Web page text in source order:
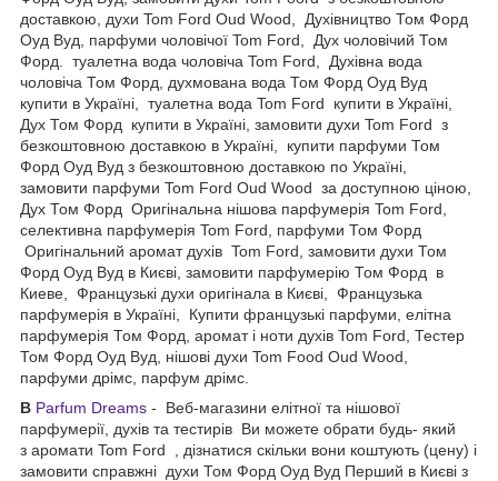
доставкою, духи Tom Ford Oud Wood, Духівництво Том Форд
Оуд Вуд, парфуми чоловічої Tom Ford, Дух чоловічий Том
Форд. туалетна вода чоловіча Tom Ford, Духівна вода
чоловіча Том Форд, духмована вода Том Форд Оуд Вуд
купити в Україні, туалетна вода Tom Ford купити в Україні,
Дух Том Форд купити в Україні, замовити духи Tom Ford з
безкоштовною доставкою в Україні, купити парфуми Том
Форд Оуд Вуд з безкоштовною доставкою по Україні,
замовити парфуми Tom Ford Oud Wood за доступною ціною,
Дух Том Форд Оригінальна нішова парфумерія Tom Ford,
селективна парфумерія Tom Ford, парфуми Том Форд
Оригінальний аромат духів Tom Ford, замовити духи Том
Форд Оуд Вуд в Києві, замовити парфумерію Том Форд в
Киеве, Французькі духи оригінала в Києві, Французька
парфумерія в Україні, Купити французькі парфуми, елітна
парфумерія Том Форд, аромат і ноти духів Tom Ford, Тестер
Том Форд Оуд Вуд, нішові духи Tom Food Oud Wood,
парфуми дрімс, парфум дрімс.
В Parfum Dreams - Веб-магазини елітної та нішової
парфумерії, духів та тестирів Ви можете обрати будь- який
з аромати Tom Ford , дізнатися скільки вони коштують (цену) і
замовити справжні духи Том Форд Оуд Вуд Перший в Києві з